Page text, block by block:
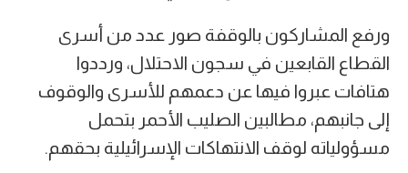
ورفع المشاركون بالوقفة صور عدد من أسرى
القطاع القابعين في سجون الاحتلال، ورددوا
هتافات عبروا فيها عن دعمهم للأسرى والوقوف
إلى جانبهم، مطالبين الصليب الأحمر بتحمل
مسؤولياته لوقف الانتهاكات الإسرائيلية بحقهم.